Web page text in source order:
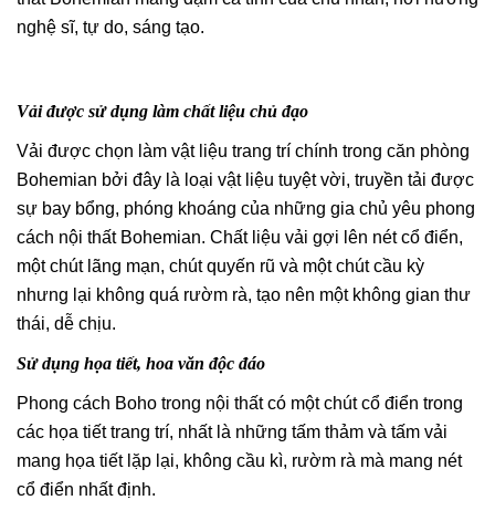
nghệ sĩ, tự do, sáng tạo.
Vải được sử dụng làm chất liệu chủ đạo
Vải được chọn làm vật liệu trang trí chính trong căn phòng
Bohemian bởi đây là loại vật liệu tuyệt vời, truyền tải được
sự bay bổng, phóng khoáng của những gia chủ yêu phong
cách nội thất Bohemian. Chất liệu vải gợi lên nét cổ điển,
một chút lãng mạn, chút quyến rũ và một chút cầu kỳ
nhưng lại không quá rườm rà, tạo nên một không gian thư
thái, dễ chịu.
Sử dụng họa tiết, hoa văn độc đáo
Phong cách Boho trong nội thất có một chút cổ điển trong
các họa tiết trang trí, nhất là những tấm thảm và tấm vải
mang họa tiết lặp lại, không cầu kì, rườm rà mà mang nét
cổ điển nhất định.